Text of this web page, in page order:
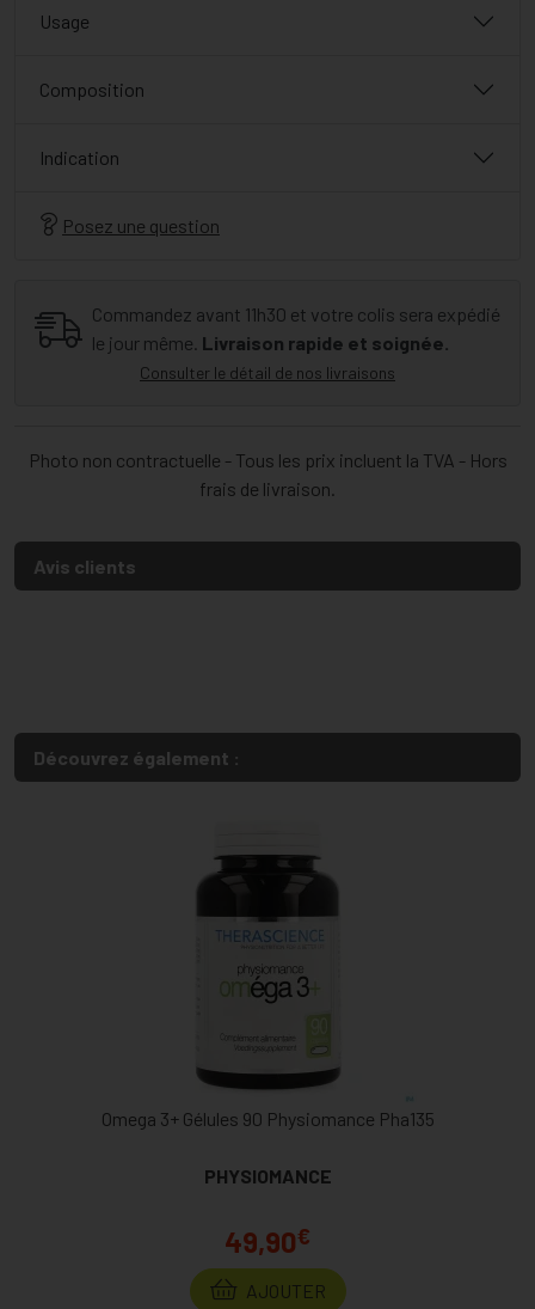
Usage
Composition
Indication
Posez une question
Commandez avant 11h30 et votre colis sera expédié
le jour même. Livraison rapide et soignée.
Consulter le détail de nos livraisons
Photo non contractuelle - Tous les prix incluent la TVA - Hors
frais de livraison.
Avis clients
Découvrez également :
Omega 3+ Gélules 90 Physiomance Pha135
PHYSIOMANCE
49,90€
AJOUTER